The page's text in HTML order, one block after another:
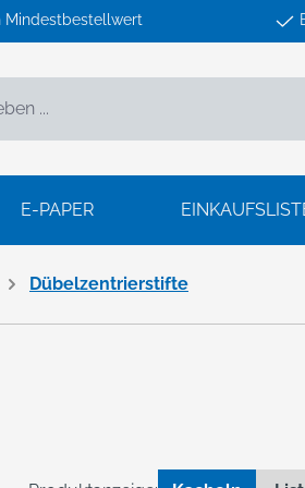
Mindestbestellwert
E-PAPER
Dübelzentrierstifte